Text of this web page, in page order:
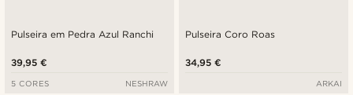
Pulseira em Pedra Azul Ranchi
39,95 €
5 CORES NESHRAW
Pulseira Coro Roas
34,95 €
ARKAI